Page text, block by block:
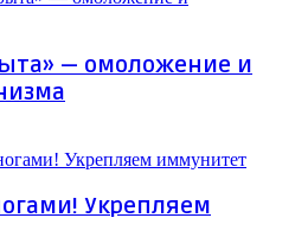
— омоложение и
Укрепляем